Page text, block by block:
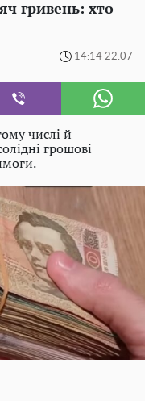
гривень: хто
14:14 22.07
числі й
грошові